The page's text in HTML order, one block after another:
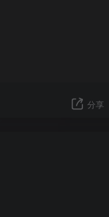
分享